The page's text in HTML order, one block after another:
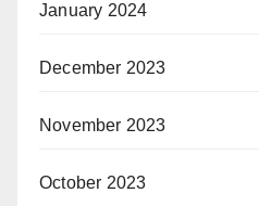
January 2024
December 2023
November 2023
October 2023